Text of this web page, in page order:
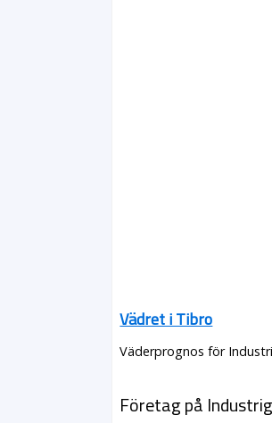
Vädret i Tibro
Väderprognos för
Företag på